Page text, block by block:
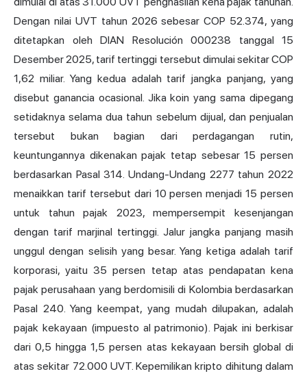
Dengan nilai UVT tahun 2026 sebesar COP 52.374, yang
ditetapkan oleh DIAN Resolución 000238 tanggal 15
Desember 2025, tarif tertinggi tersebut dimulai sekitar COP
1,62 miliar. Yang kedua adalah tarif jangka panjang, yang
disebut ganancia ocasional. Jika koin yang sama dipegang
setidaknya selama dua tahun sebelum dijual, dan penjualan
tersebut bukan bagian dari perdagangan rutin,
keuntungannya dikenakan pajak tetap sebesar 15 persen
berdasarkan Pasal 314. Undang-Undang 2277 tahun 2022
menaikkan tarif tersebut dari 10 persen menjadi 15 persen
untuk tahun pajak 2023, mempersempit kesenjangan
dengan tarif marjinal tertinggi. Jalur jangka panjang masih
unggul dengan selisih yang besar. Yang ketiga adalah tarif
korporasi, yaitu 35 persen tetap atas pendapatan kena
pajak perusahaan yang berdomisili di Kolombia berdasarkan
Pasal 240. Yang keempat, yang mudah dilupakan, adalah
pajak kekayaan (impuesto al patrimonio). Pajak ini berkisar
dari 0,5 hingga 1,5 persen atas kekayaan bersih global di
atas sekitar 72.000 UVT. Kepemilikan kripto dihitung dalam